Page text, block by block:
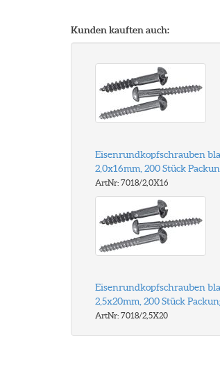
Kunden kauften auch:
Eisenrundkopfschrauben
2,0x16mm, 200 Stück
ArtNr: 7018/2,0X16
Eisenrundkopfschrauben
2,5x20mm, 200 Stück
ArtNr: 7018/2,5X20